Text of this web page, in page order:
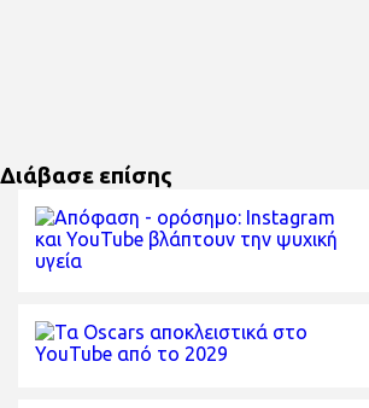
Διάβασε επίσης